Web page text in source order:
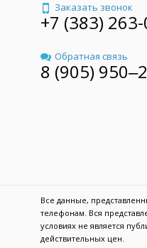
Заказать звонок
+7 (383)
Обратная связь
8 (905)
Все данные,
телефонам. Вся
условиях не является
действительных цен.